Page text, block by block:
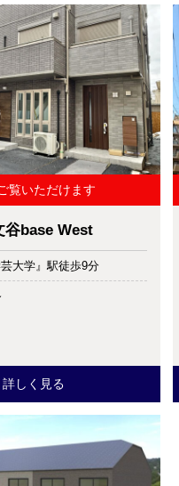
覧いただけます
谷base West
大学』駅徒歩9分
詳しく見る